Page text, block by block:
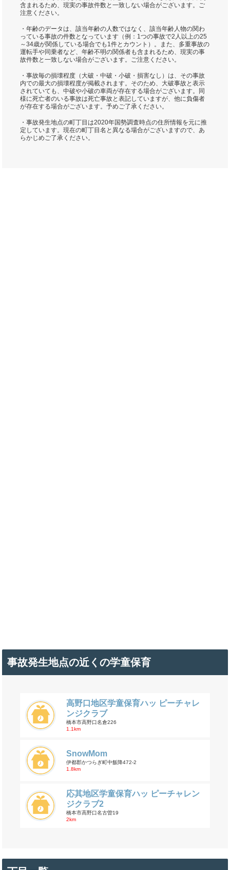
含まれるため、現実の事故件数と一致しない場合がございます。ご
注意ください。
・年齢のデータは、該当年齢の人数ではなく、該当年齢人物の関わ
っている事故の件数となっています（例：1つの事故で2人以上の25
～34歳が関係している場合でも1件とカウント）。また、多重事故の
運転手や同乗者など、年齢不明の関係者も含まれるため、現実の事
故件数と一致しない場合がございます。ご注意ください。
・事故毎の損壊程度（大破・中破・小破・損害なし）は、その事故
内での最大の損壊程度が掲載されます。そのため、大破事故と表示
されていても、中破や小破の車両が存在する場合がございます。同
様に死亡者のいる事故は死亡事故と表記していますが、他に負傷者
が存在する場合がございます。予めご了承ください。
・事故発生地点の町丁目は2020年国勢調査時点の住所情報を元に推
定しています。現在の町丁目名と異なる場合がございますので、あ
らかじめご了承ください。
事故発生地点の近くの学童保育
高野口地区学童保育ハッ ピーチャレ
ンジクラブ
橋本市高野口名倉226
1.1km
SnowMom
伊都郡かつらぎ町中飯降472-2
1.8km
応其地区学童保育ハッ ピーチャレン
ジクラブ2
橋本市高野口名古曽19
2km